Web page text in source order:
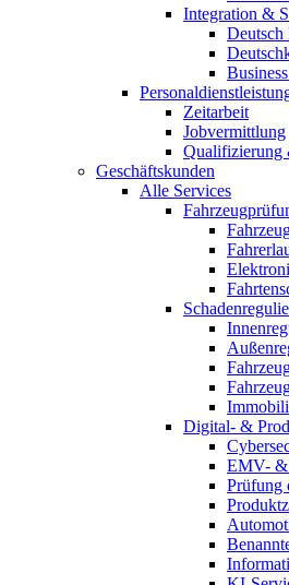
Integration &
Deutsch
Zeitarbeit
Jobvermittlung
Qualifizierung
Geschäftskunden
Alle Services
Digital- &
EMV- &
Prüfung